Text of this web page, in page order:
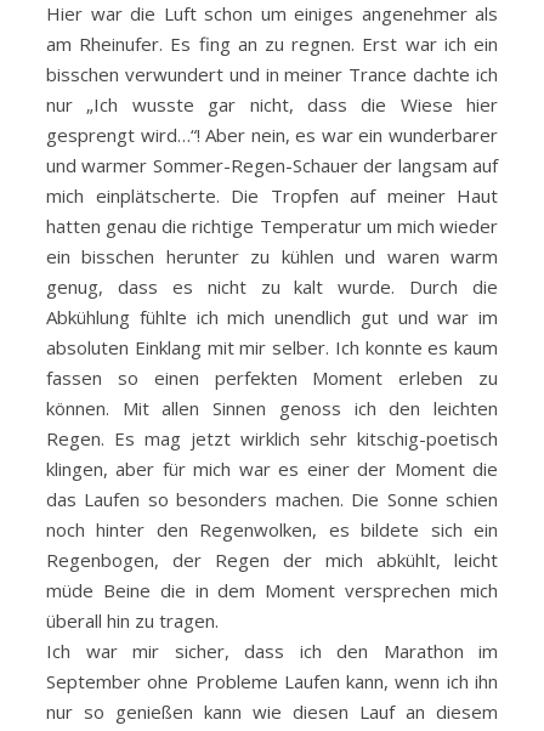
Hier war die Luft schon um einiges angenehmer als
am Rheinufer. Es fing an zu regnen. Erst war ich ein
bisschen verwundert und in meiner Trance dachte ich
nur „Ich wusste gar nicht, dass die Wiese hier
gesprengt wird…“! Aber nein, es war ein wunderbarer
und warmer Sommer-Regen-Schauer der langsam auf
mich einplätscherte. Die Tropfen auf meiner Haut
hatten genau die richtige Temperatur um mich wieder
ein bisschen herunter zu kühlen und waren warm
genug, dass es nicht zu kalt wurde. Durch die
Abkühlung fühlte ich mich unendlich gut und war im
absoluten Einklang mit mir selber. Ich konnte es kaum
fassen so einen perfekten Moment erleben zu
können. Mit allen Sinnen genoss ich den leichten
Regen. Es mag jetzt wirklich sehr kitschig-poetisch
klingen, aber für mich war es einer der Moment die
das Laufen so besonders machen. Die Sonne schien
noch hinter den Regenwolken, es bildete sich ein
Regenbogen, der Regen der mich abkühlt, leicht
müde Beine die in dem Moment versprechen mich
überall hin zu tragen.
Ich war mir sicher, dass ich den Marathon im
September ohne Probleme Laufen kann, wenn ich ihn
nur so genießen kann wie diesen Lauf an diesem